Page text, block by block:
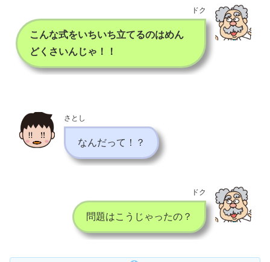
ドク
こんな式をいちいち立てるのはめん
どくさいんじゃ！！
さとし
なんだって！？
ドク
問題はこうじゃったの？